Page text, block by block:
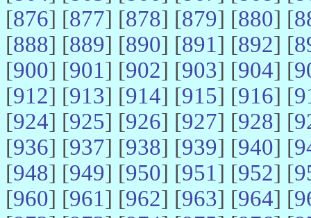
[876] [877] [878] [879] [880] [
[888] [889] [890] [891] [892] [
[900] [901] [902] [903] [904] [
[912] [913] [914] [915] [916] [
[924] [925] [926] [927] [928] [
[936] [937] [938] [939] [940] [
[948] [949] [950] [951] [952] [
[960] [961] [962] [963] [964] [